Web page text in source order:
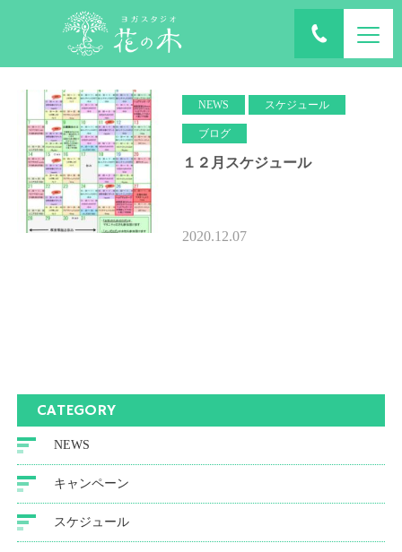
ブログ 2020年12月
NEWS スケジュール
ブログ
１２月スケジュール
2020.12.07
CATEGORY
NEWS
キャンペーン
スケジュール